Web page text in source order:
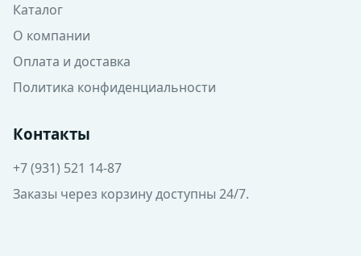
Каталог
О компании
Оплата и доставка
Политика конфиденциальности
Контакты
+7 (931) 521 14-87
Заказы через корзину доступны 24/7.